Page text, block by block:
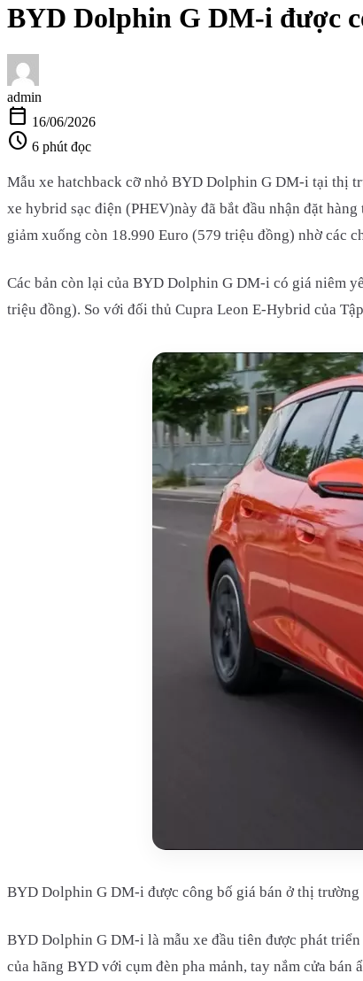
BYD Dolphin G DM-i được
admin
calendar_today 16/06/2026
schedule 6 phút đọc
Mẫu xe hatchback cỡ nhỏ BYD Dolphin G DM-i tại thị
xe hybrid sạc điện (PHEV)này đã bắt đầu nhận đặt
giảm xuống còn 18.990 Euro (579 triệu đồng) nhờ các
Các bản còn lại của BYD Dolphin G DM-i có giá niêm
triệu đồng). So với đối thủ Cupra Leon E-Hybrid của
BYD Dolphin G DM-i được công bố giá bán ở thị trường
BYD Dolphin G DM-i là mẫu xe đầu tiên được phát
của hãng BYD với cụm đèn pha mảnh, tay nắm cửa bán